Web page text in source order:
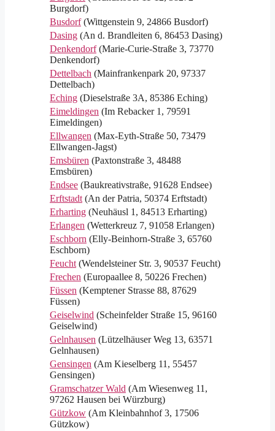
Burgdorf)
Busdorf(Wittgenstein 9, 24866 Busdorf)
Dasing (An d. Brandleiten 6, 86453 Dasing)
Denkendorf(Marie-Curie-Straße 3, 73770
Denkendorf)
Dettelbach (Mainfrankenpark 20, 97337
Dettelbach)
Eching (Dieselstraße 3A, 85386 Eching)
Eimeldingen (Im Rebacker 1, 79591
Eimeldingen)
Ellwangen (Max-Eyth-Straße 50, 73479
Ellwangen-Jagst)
Emsbüren (Paxtonstraße 3, 48488
Emsbüren)
Endsee (Baukreativstraße, 91628 Endsee)
Erftstadt (An der Patria, 50374 Erftstadt)
Erharting (Neuhäusl 1, 84513 Erharting)
Erlangen (Wetterkreuz 7, 91058 Erlangen)
Eschborn (Elly-Beinhorn-Straße 3, 65760
Eschborn)
Feucht (Wendelsteiner Str. 3, 90537 Feucht)
Frechen (Europaallee 8, 50226 Frechen)
Füssen (Kemptener Strasse 88, 87629
Füssen)
Geiselwind (Scheinfelder Straße 15, 96160
Geiselwind)
Gelnhausen (Lützelhäuser Weg 13, 63571
Gelnhausen)
Gensingen (Am Kieselberg 11, 55457
Gensingen)
Gramschatzer Wald (Am Wiesenweg 11,
97262 Hausen bei Würzburg)
Gützkow (Am Kleinbahnhof 3, 17506
Gützkow)